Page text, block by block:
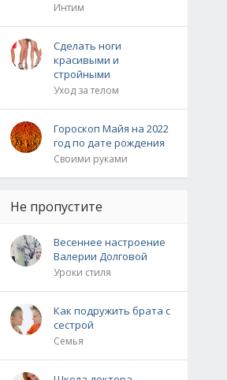
Интим
Сделать ноги
красивыми и
стройными
Уход за телом
Гороскоп Майя на 2022
год по дате рождения
Своими руками
Не пропустите
Весеннее настроение
Валерии Долговой
Уроки стиля
Как подружить брата с
сестрой
Семья